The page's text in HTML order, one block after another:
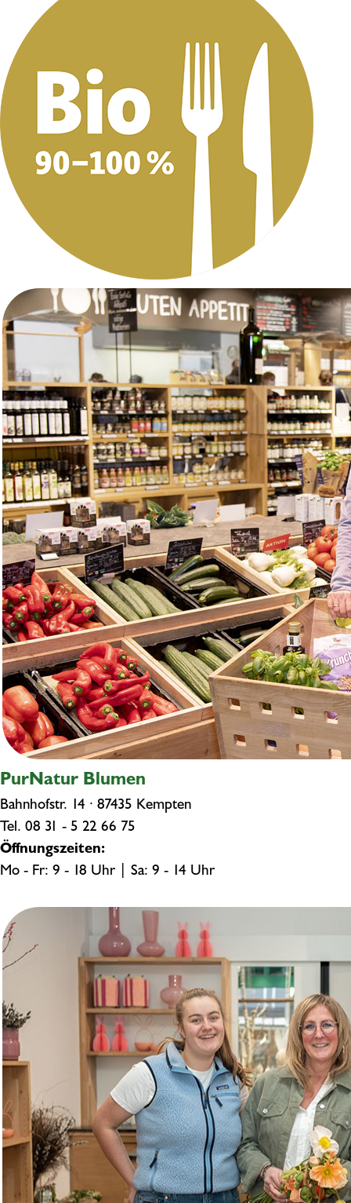
PurNatur Blumen
Bahnhofstr. 14 · 87435 Kempten
Tel. 08 31 - 5 22 66 75
Öffnungszeiten:
Mo - Fr: 9 - 18 Uhr | Sa: 9 - 14 Uhr